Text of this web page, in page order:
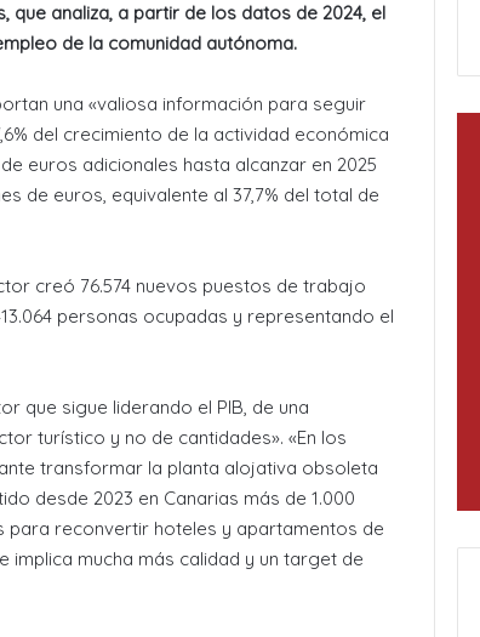
analiza, a partir de los datos de 2024, el
de la comunidad autónoma.
una «valiosa información para seguir
del crecimiento de la actividad económica
euros adicionales hasta alcanzar en 2025
de euros, equivalente al 37,7% del total de
creó 76.574 nuevos puestos de trabajo
personas ocupadas y representando el
que sigue liderando el PIB, de una
turístico y no de cantidades». «En los
transformar la planta alojativa obsoleta
desde 2023 en Canarias más de 1.000
para reconvertir hoteles y apartamentos de
mucha más calidad y un target de